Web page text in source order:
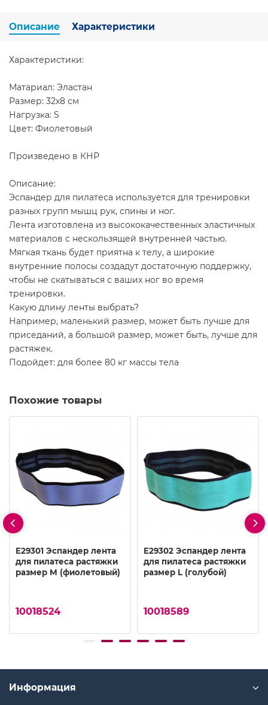
Описание Характеристики
Характеристики:
Матариал: Эластан
Размер: 32х8 см
Нагрузка: S
Цвет: Фиолетовый
Произведено в КНР
Описание:
Эспандер для пилатеса используется для тренировки
разных групп мышц рук, спины и ног.
Лента изготовлена из высококачественных эластичных
материалов с нескользящей внутренней частью.
Мягкая ткань будет приятна к телу, а широкие
внутренние полосы создадут достаточную поддержку,
чтобы не скатываться с ваших ног во время
тренировки.
Какую длину ленты выбрать?
Например, маленький размер, может быть лучше для
приседаний, а большой размер, может быть, лучше для
растяжек.
Подойдет: для более 80 кг массы тела
Похожие товары
E29301 Эспандер лента
для пилатеса растяжки
размер M (фиолетовый)
10018524
E29302 Эспандер лента
для пилатеса растяжки
размер L (голубой)
10018589
Информация